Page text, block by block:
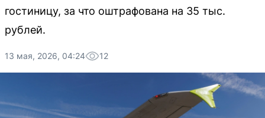
гостиницу, за что оштрафована на 35 тыс.
рублей.
13 мая, 2026, 04:24 12